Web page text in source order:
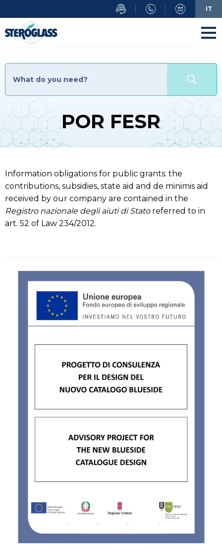
to
main
content
POR FESR
Information obligations for public grants: the
contributions, subsidies, state aid and de minimis aid
received by our company are contained in the
Registro nazionale degli aiuti di Statoreferred to in
art. 52 of Law 234/2012.
IT